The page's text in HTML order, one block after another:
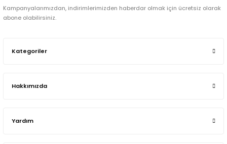
Kategoriler
Hakkımızda
Yardım
Kampanyalarımızdan, indirimlerimizden haberdar olmak için ücretsiz olarak
abone olabilirsiniz.